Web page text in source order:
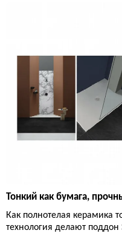
Тонкий как бумага,
Как полнотелая керамика
технология делают поддон